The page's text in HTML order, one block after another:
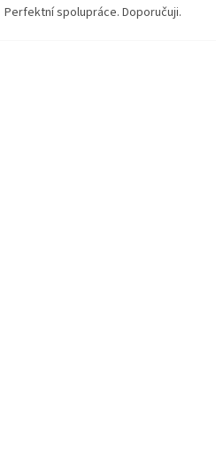
Perfektní spolupráce. Doporučuji.